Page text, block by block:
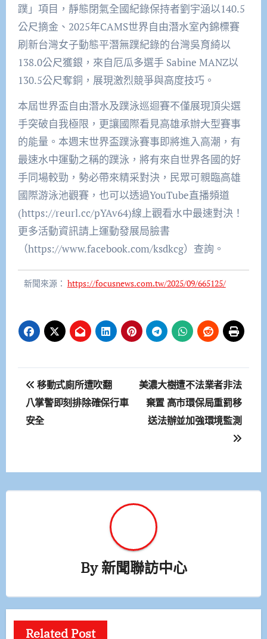
蹼」項目，靜態閉氣全國紀錄保持者劉宇涵以140.5
公尺摘金、2025年CAMS世界自由潛水室內錦標賽
刷新台灣女子動態平潛無蹼紀錄的台灣吳育綺以
138.0公尺獲銀，來自厄瓜多選手 Sabine MANZ以
130.5公尺奪銅，展現激烈競爭與高度技巧。
本屆世界盃自由潛水及蹼泳巡迴賽不僅展現頂尖選
手突破自我極限，更讓國際看見高雄承辦大型賽事
的能量。本週末世界盃蹼泳賽事即將進入高潮，有
最速水中運動之稱的蹼泳，將有來自世界各國的好
手同場較勁，勢必帶來精采對決，民眾可親臨高雄
國際游泳池觀賽，也可以透過YouTube直播頻道
(https://reurl.cc/pYAv64)線上觀看水中最速對決！
更多活動資訊請上運動發展局臉書
（https://www.facebook.com/ksdkcg）查詢。
新聞來源： https://focusnews.com.tw/2025/09/665125/
文
章
導
移動式廁所遭吹翻
八掌警即刻排除確保行車
安全
美濃大樹遭不法業者非法
棄置 高市環保局重罰移
送法辦並加強環境監測
By新聞聯訪中心
Related Post